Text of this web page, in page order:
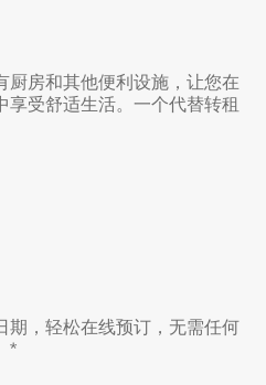
厨房和其他便利设施，让您在
享受舒适生活。一个代替转租
期，轻松在线预订，无需任何
*